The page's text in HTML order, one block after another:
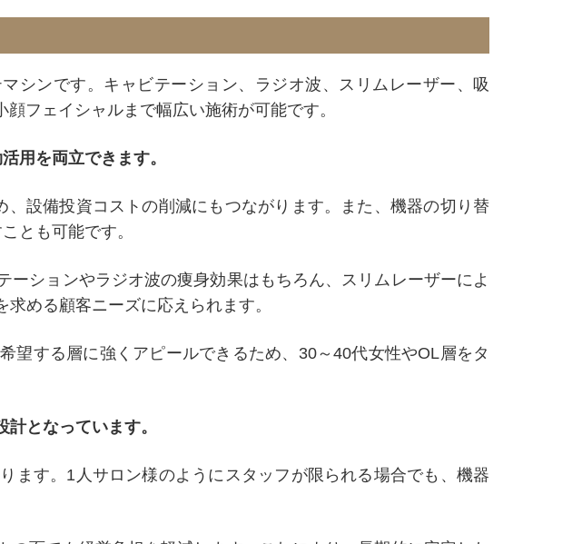
シンです。キャビテーション、ラジオ波、スリムレーザー、吸
フェイシャルまで幅広い施術が可能です。
用を両立できます。
設備投資コストの削減にもつながります。また、機器の切り替
とも可能です。
ションやラジオ波の痩身効果はもちろん、スリムレーザーによ
める顧客ニーズに応えられます。
望する層に強くアピールできるため、30～40代女性やOL層をタ
となっています。
ます。1人サロン様のようにスタッフが限られる場合でも、機器